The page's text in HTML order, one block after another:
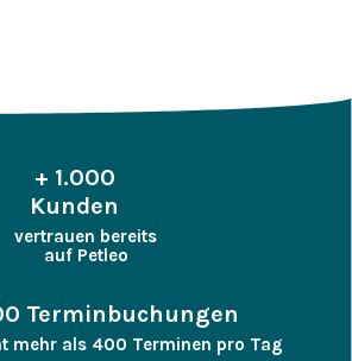
+ 1.000
Kunden
vertrauen bereits
auf Petleo
Terminbuchungen
mehr als 400 Terminen pro Tag